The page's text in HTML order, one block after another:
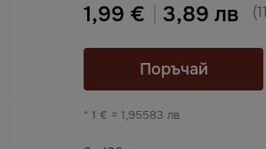
1,99 € 3,89 лв
Поръчай
* 1 € = 1,95583 лв